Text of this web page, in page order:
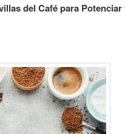
del Café para